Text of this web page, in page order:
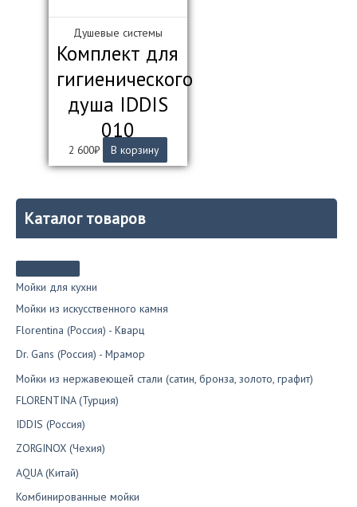
Каталог товаров
Мойки для кухни
Мойки из искусственного камня
Florentina (Россия) - Кварц
Dr. Gans (Россия) - Мрамор
Мойки из нержавеющей стали (сатин, бронза, золото, графит)
FLORENTINA (Турция)
IDDIS (Россия)
ZORGINOX (Чехия)
AQUA (Китай)
Комбинированные мойки
Душевые системы
Комплект для
гигиенического
душа IDDIS
010
2 600₽ В корзину